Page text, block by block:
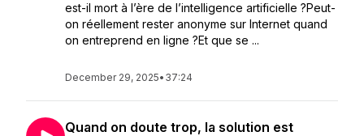
est-il mort à l’ère de l’intelligence artificielle ?Peut-
on réellement rester anonyme sur Internet quand
on entreprend en ligne ?Et que se ...
December 29, 2025• 37:24
Quand on doute trop, la solution est